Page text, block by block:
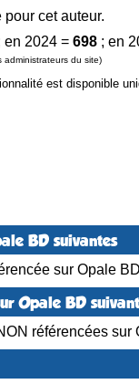
cet auteur.
en 2024 = 698 ; en
du site)
est disponible
BD suivantes
sur Opale
Opale BD
référencées sur